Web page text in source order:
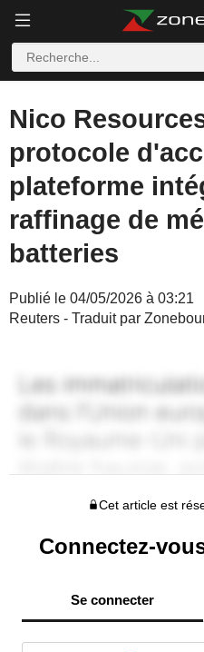
Nico
protocole
plateforme
raffinage de
batteries
Publié le 04/05/2026 à 03:21
Reuters - Traduit par
Cet article est
Connectez-
Se connecter